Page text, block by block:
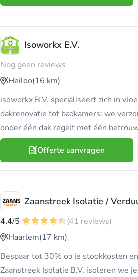
Isoworkx B.V.
Nog geen reviews
Heiloo(16 km)
isoworkx B.V. specialiseert zich in
dakrenovatie tot badkamers: we
onder één dak regelt met één
Offerte aanvragen
Zaanstreek Isolatie /
4.4/5
(41 reviews)
Haarlem(17 km)
Bespaar tot 30% op je stookkosten
Zaanstreek Isolatie B.V. isoleren we